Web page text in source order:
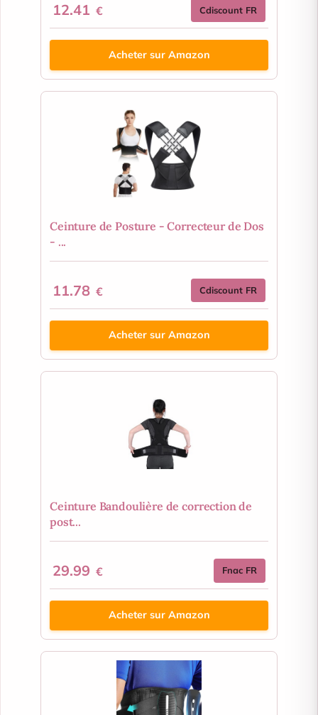
12.41 € Cdiscount FR
Acheter sur Amazon
Ceinture de Posture - Correcteur de Dos
- ...
11.78 € Cdiscount FR
Acheter sur Amazon
Ceinture Bandoulière de correction de
post...
29.99 € Fnac FR
Acheter sur Amazon